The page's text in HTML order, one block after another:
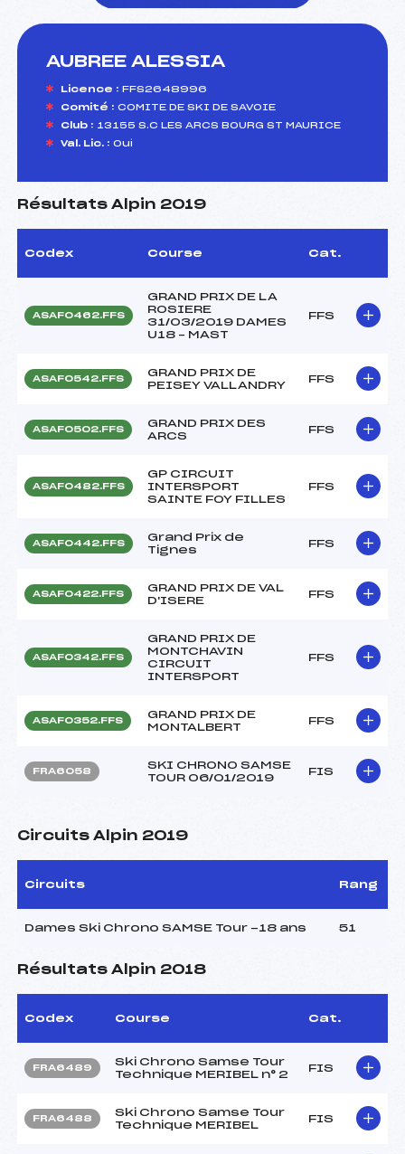
AUBREE ALESSIA
Licence : FFS2648996
Comité : COMITE DE SKI DE SAVOIE
Club : 13155 S.C LES ARCS BOURG ST MAURICE
Val. Lic. : Oui
Résultats Alpin 2019
Codex Course Cat.
ASAF0462.FFS
GRAND PRIX DE LA
ROSIERE
31/03/2019 DAMES
U18 – MAST
FFS
ASAF0542.FFS
GRAND PRIX DE
PEISEY VALLANDRY
FFS
ASAF0502.FFS
GRAND PRIX DES
ARCS
FFS
ASAF0482.FFS
GP CIRCUIT
INTERSPORT
SAINTE FOY FILLES
FFS
ASAF0442.FFS
Grand Prix de
Tignes
FFS
ASAF0422.FFS
GRAND PRIX DE VAL
D'ISERE
FFS
ASAF0342.FFS
GRAND PRIX DE
MONTCHAVIN
CIRCUIT
INTERSPORT
FFS
ASAF0352.FFS
GRAND PRIX DE
MONTALBERT
FFS
FRA6058
SKI CHRONO SAMSE
TOUR 06/01/2019
FIS
Circuits Alpin 2019
Circuits Rang
Dames Ski Chrono SAMSE Tour -18 ans 51
Résultats Alpin 2018
Codex Course Cat.
FRA6489
Ski Chrono Samse Tour
Technique MERIBEL n° 2
FIS
FRA6488
Ski Chrono Samse Tour
Technique MERIBEL
FIS